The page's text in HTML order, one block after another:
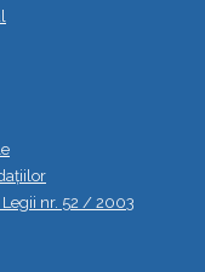
nr. 52 / 2003